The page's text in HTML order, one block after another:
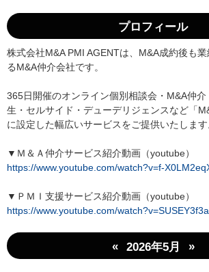
プロフィール
株式会社M&A PMI AGENTは、M&A成約後も
るM&A仲介会社です。
365日開催のオンライン個別相談会・M&A仲
生・セルサイド・デューデリジェンスなど「
に設定した幅広いサービスをご提供いたします
▼Ｍ＆Ａ仲介サービス紹介動画（youtube）
https://www.youtube.com/watch?v=f-
▼ＰＭＩ支援サービス紹介動画（youtube）
https://www.youtube.com/
« 2026年5月 »